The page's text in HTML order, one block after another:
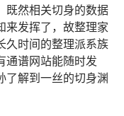
既然相关切身的数据
来发挥了，故整理家
久时间的整理派系族
通谱网站能随时发
了解到一丝的切身渊